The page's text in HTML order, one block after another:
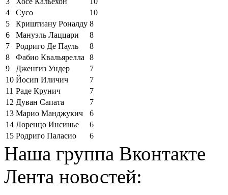
4
Сусо
10
5
Криштиану Роналду 8
6
Мануэль Лаццари
8
7
Родриго Де Пауль
8
8
Фабио Квальярелла
8
9
Дженгиз Ундер
7
10 Йосип Иличич
7
11 Раде Крунич
7
12 Дуван Сапата
7
13 Марио Манджукич
6
14 Лоренцо Инсинье
6
15 Родриго Паласио 6
Наша группа Вконтакте
Лента новостей: